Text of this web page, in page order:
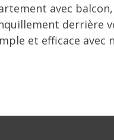
avec balcon,
derrière
et efficace avec